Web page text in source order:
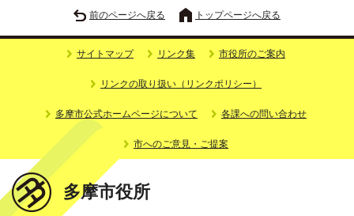
前のページへ戻る トップページへ戻る
サイトマップ リンク集 市役所のご案内
リンクの取り扱い（リンクポリシー）
多摩市公式ホームページについて 各課への問い合わせ
市へのご意見・ご提案
多摩市役所